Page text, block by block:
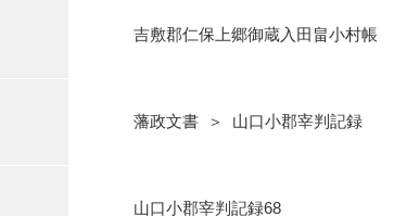
吉敷郡仁保上郷御蔵入田畠小村帳
藩政文書 ＞ 山口小郡宰判記録
山口小郡宰判記録68